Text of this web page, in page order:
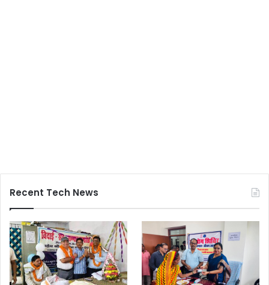
Recent Tech News